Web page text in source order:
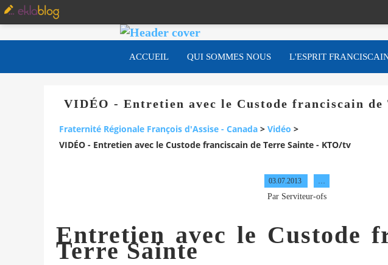
ACCUEIL QUI SOMMES NOUS L'ESPRIT
VIDÉO - Entretien avec le Custode franciscain
Fraternité Régionale François d'Assise - Canada > Vidéo >
VIDÉO - Entretien avec le Custode franciscain de Terre Sainte - KTO/tv
03.07.2013
Par Serviteur-ofs
Entretien avec le Custode
Terre Sainte